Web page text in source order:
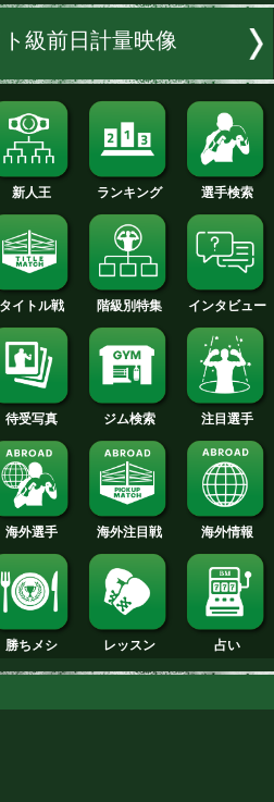
名鑑へ
選手名鑑へ
イト級前日計量映像
新人王 ランキング